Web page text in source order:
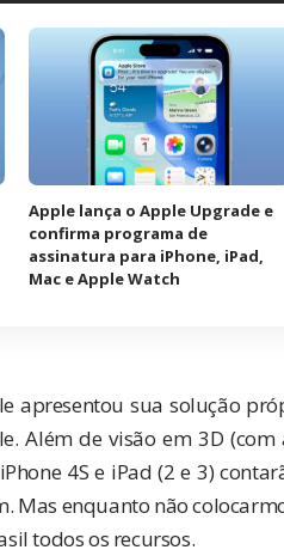
Apple lança o Apple Upgrade e
confirma programa de
assinatura para iPhone, iPad,
Mac e Apple Watch
apresentou sua solução
Além de visão em 3D
4S e iPad (2 e 3)
Mas enquanto não
todos os recursos.